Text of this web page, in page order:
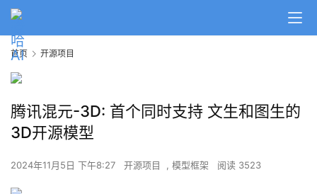
首页 开源项目
腾讯混元-3D: 首个同时支持 文生和图生的
3D开源模型
2024年11月5日 下午8:27 开源项目 , 模型框架 阅读 3523